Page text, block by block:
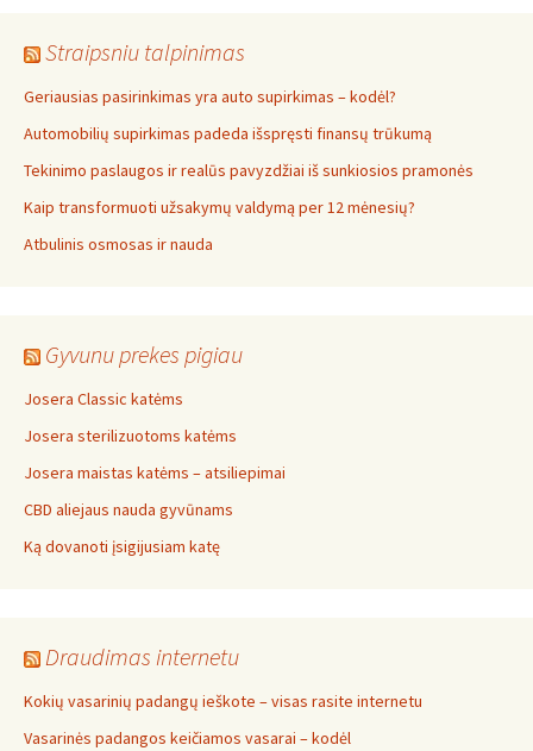
Straipsniu talpinimas
Geriausias pasirinkimas yra auto supirkimas – kodėl?
Automobilių supirkimas padeda išspręsti finansų trūkumą
Tekinimo paslaugos ir realūs pavyzdžiai iš sunkiosios pramonės
Kaip transformuoti užsakymų valdymą per 12 mėnesių?
Atbulinis osmosas ir nauda
Gyvunu prekes pigiau
Josera Classic katėms
Josera sterilizuotoms katėms
Josera maistas katėms – atsiliepimai
CBD aliejaus nauda gyvūnams
Ką dovanoti įsigijusiam katę
Draudimas internetu
Kokių vasarinių padangų ieškote – visas rasite internetu
Vasarinės padangos keičiamos vasarai – kodėl